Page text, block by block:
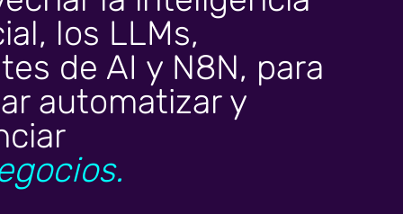
los LLMs,
de AI y N8N, para
automatizar y